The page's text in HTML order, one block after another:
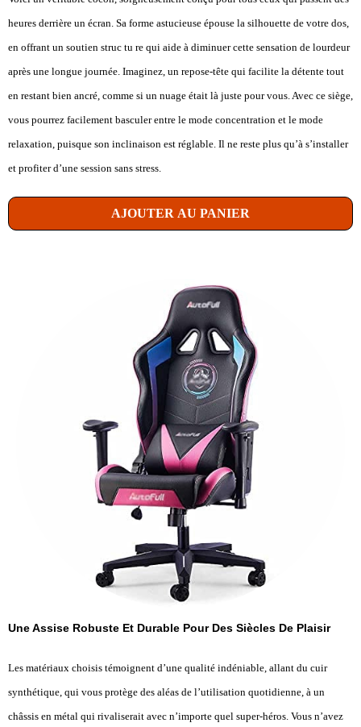
heures derrière un écran. Sa forme astucieuse épouse la silhouette de votre dos,
en offrant un soutien struc tu re qui aide à diminuer cette sensation de lourdeur
après une longue journée. Imaginez, un repose-tête qui facilite la détente tout
en restant bien ancré, comme si un nuage était là juste pour vous. Avec ce siège,
vous pourrez facilement basculer entre le mode concentration et le mode
relaxation, puisque son inclinaison est réglable. Il ne reste plus qu’à s’installer
et profiter d’une session sans stress.
AJOUTER AU PANIER
Une Assise Robuste Et Durable Pour Des Siècles De Plaisir
Les matériaux choisis témoignent d’une qualité indéniable, allant du cuir
synthétique, qui vous protège des aléas de l’utilisation quotidienne, à un
châssis en métal qui rivaliserait avec n’importe quel super-héros. Vous n’avez